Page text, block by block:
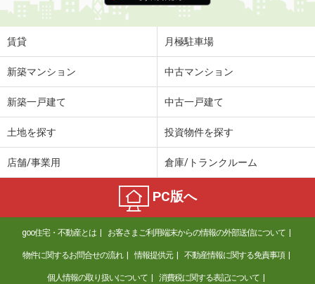
住 所
茨城県鹿嶋市大字宮中
専有面積
茨城県取手市白山２
5.60万円
茨城県つくば市高野
5.40万円
住 所
茨城県つくば市高野
専有面積 46.94m²
間取り
1LDK
茨城県結城市大字結城
賃貸 月極駐車場
新築マンション 中古マンション
新築一戸建て 中古一戸建て
土地を探す 投資物件を探す
店舗/事業用 倉庫/トランクルーム
PC版へ
goo住宅・不動産とは お客さまご利用端末からの情報の外部送信について
物件に関するお問合せの流れ 情報提供元 不動産情報に関する免責事項
個人情報の取り扱いについて 消費税に関する表記について